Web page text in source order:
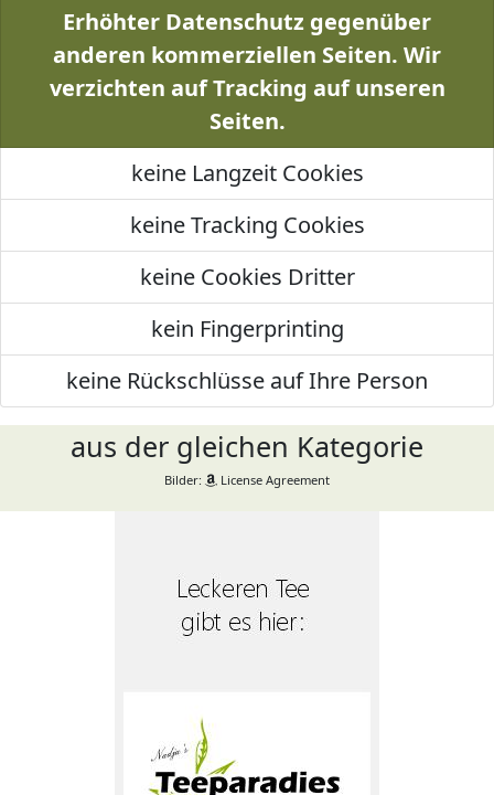
Erhöhter Datenschutz gegenüber
anderen kommerziellen Seiten. Wir
verzichten auf Tracking auf unseren
Seiten.
keine Langzeit Cookies
keine Tracking Cookies
keine Cookies Dritter
kein Fingerprinting
keine Rückschlüsse auf Ihre Person
aus der gleichen Kategorie
Bilder: License Agreement